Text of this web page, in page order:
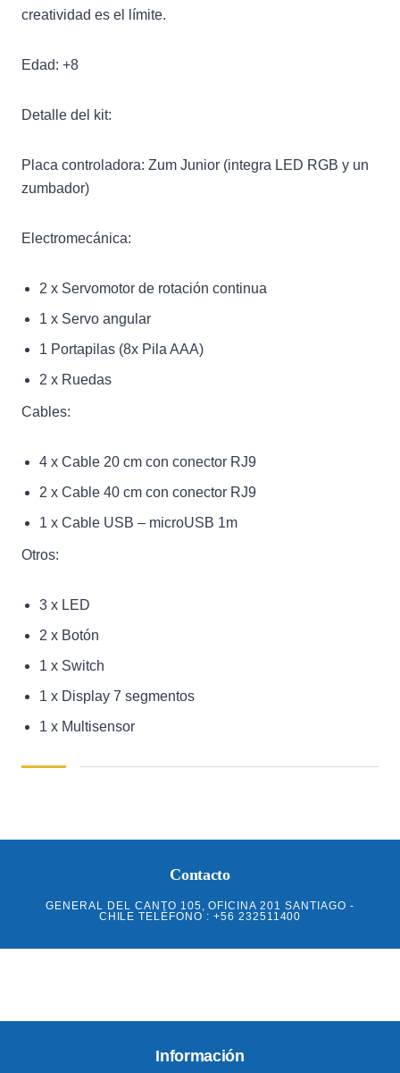
creatividad es el límite.
Edad: +8
Detalle del kit:
Placa controladora: Zum Junior (integra LED RGB y un
zumbador)
Electromecánica:
2 x Servomotor de rotación continua
1 x Servo angular
1 Portapilas (8x Pila AAA)
2 x Ruedas
Cables:
4 x Cable 20 cm con conector RJ9
2 x Cable 40 cm con conector RJ9
1 x Cable USB – microUSB 1m
Otros:
3 x LED
2 x Botón
1 x Switch
1 x Display 7 segmentos
1 x Multisensor
Contacto
GENERAL DEL CANTO 105, OFICINA 201 SANTIAGO -
CHILE TELÉFONO : +56 232511400
Información